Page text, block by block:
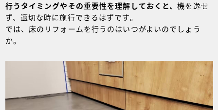
行うタイミングやその重要性を理解しておくと、機を逸せ
ず、適切な時に施行できるはずです。
では、床のリフォームを行うのはいつがよいのでしょう
か。